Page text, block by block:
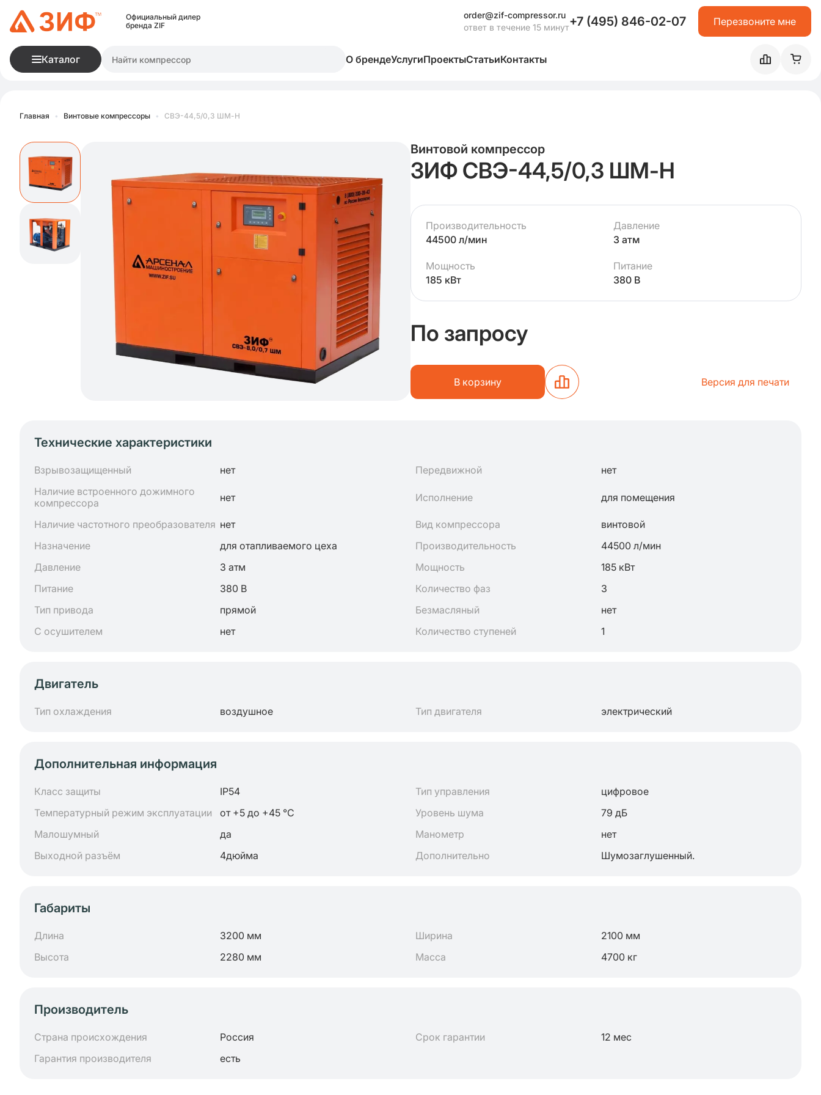
Официальный дилер
бренда ZIF
order@zif-compressor.ru
ответ в течение 15 минут+7 (495) 846-02-07 Перезвоните мне
Каталог О брендеУслугиПроектыСтатьиКонтакты
Главная • Винтовые компрессоры • СВЭ-44,5/0,3 ШМ-Н
Винтовой компрессор
ЗИФ СВЭ-44,5/0,3 ШМ-Н
Производительность
44500 л/мин
Давление
3 атм
Мощность
185 кВт
Питание
380 В
По запросу
В корзину Версия для печати
Технические характеристики
Взрывозащищенный нет Передвижной
нет
Наличие встроенного дожимного
компрессора
нет Исполнение для помещения
Наличие частотного преобразователя нет Вид компрессора
винтовой
Назначение
для отапливаемого цеха Производительность
44500 л/мин
Давление
3 атм Мощность
185 кВт
Питание
380 В Количество фаз
3
Тип привода
прямой Безмасляный
нет
С осушителем
нет Количество ступеней 1
Двигатель
Тип охлаждения воздушное Тип двигателя электрический
Дополнительная информация
Класс защиты IP54 Тип управления
цифровое
Температурный режим эксплуатации
от +5 до +45 °C Уровень шума
79 дБ
Малошумный
да Манометр
нет
Выходной разъём
4дюйма Дополнительно Шумозаглушенный.
Габариты
Длина 3200 мм Ширина
2100 мм
Высота
2280 мм Масса 4700 кг
Производитель
Страна происхождения Россия Срок гарантии
12 мес
Гарантия производителя
есть